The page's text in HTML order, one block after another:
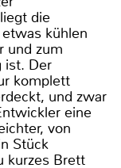
die
kühlen
und zum
ist. Der
komplett
und zwar
eine
von
Stück
kurzes Brett